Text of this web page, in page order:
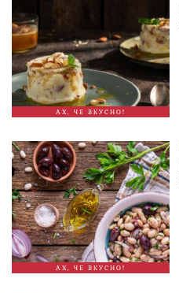
АХ, ЧЕ ВКУСНО!
АХ, ЧЕ ВКУСНО!